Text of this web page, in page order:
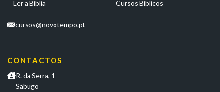
Ler a Bíblia Cursos Bíblicos
cursos@novotempo.pt
CONTACTOS
R. da Serra, 1
Sabugo